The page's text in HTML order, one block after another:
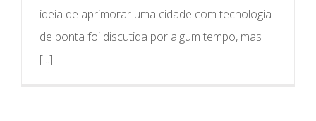
ideia de aprimorar uma cidade com tecnologia
de ponta foi discutida por algum tempo, mas
[...]